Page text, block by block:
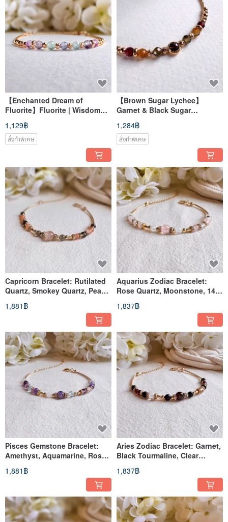
【Enchanted Dream of
Fluorite】Fluorite | Wisdom
Focus Creativity | Crystal
Bracelet
1,129฿
สั่งทำพิเศษ
【Brown Sugar Lychee】
Garnet & Black Sugar
Tourmaline | Crystal Bracelet
1,284฿
สั่งทำพิเศษ
Capricorn Bracelet: Rutilated
Quartz, Smokey Quartz, Peach
Moonstone
1,881฿
Aquarius Zodiac Bracelet:
Rose Quartz, Moonstone, 14k
Gold-Filled
1,837฿
Pisces Gemstone Bracelet:
Amethyst, Aquamarine, Rose
Quartz
1,881฿
Aries Zodiac Bracelet: Garnet,
Black Tourmaline, Clear
Quartz, 14k Gold-Filled
1,837฿